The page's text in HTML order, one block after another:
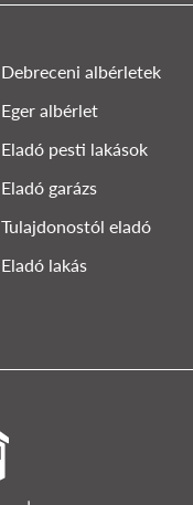
Debreceni albérletek
Eger albérlet
Eladó pesti lakások
Eladó garázs
Tulajdonostól eladó
Eladó lakás